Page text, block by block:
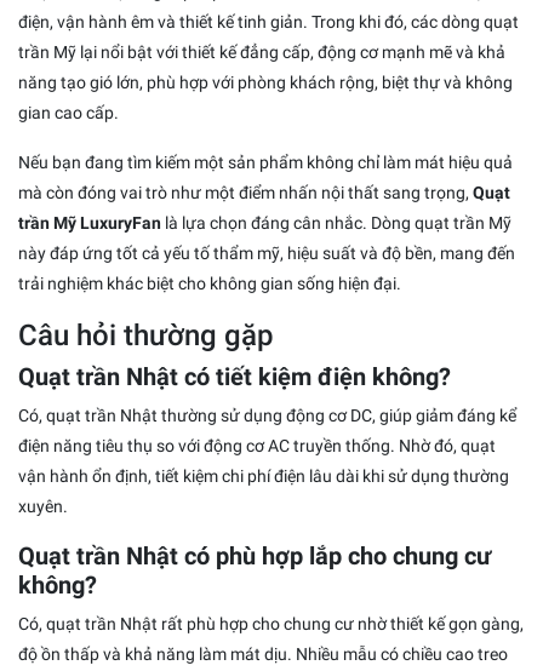
điện, vận hành êm và thiết kế tinh giản. Trong khi đó, các dòng quạt
trần Mỹ lại nổi bật với thiết kế đẳng cấp, động cơ mạnh mẽ và khả
năng tạo gió lớn, phù hợp với phòng khách rộng, biệt thự và không
gian cao cấp.
Nếu bạn đang tìm kiếm một sản phẩm không chỉ làm mát hiệu quả
mà còn đóng vai trò như một điểm nhấn nội thất sang trọng, Quạt
trần Mỹ LuxuryFan là lựa chọn đáng cân nhắc. Dòng quạt trần Mỹ
này đáp ứng tốt cả yếu tố thẩm mỹ, hiệu suất và độ bền, mang đến
trải nghiệm khác biệt cho không gian sống hiện đại.
Câu hỏi thường gặp
Quạt trần Nhật có tiết kiệm điện không?
Có, quạt trần Nhật thường sử dụng động cơ DC, giúp giảm đáng kể
điện năng tiêu thụ so với động cơ AC truyền thống. Nhờ đó, quạt
vận hành ổn định, tiết kiệm chi phí điện lâu dài khi sử dụng thường
xuyên.
Quạt trần Nhật có phù hợp lắp cho chung cư
không?
Có, quạt trần Nhật rất phù hợp cho chung cư nhờ thiết kế gọn gàng,
độ ồn thấp và khả năng làm mát dịu. Nhiều mẫu có chiều cao treo